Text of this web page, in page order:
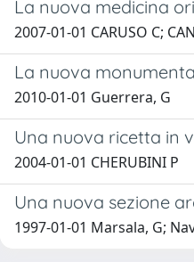
La nuova medicina
2007-01-01 CARUSO C;
La nuova
2010-01-01 Guerrera, G
Una nuova ricetta in
2004-01-01 CHERUBINI P
Una nuova sezione
1997-01-01 Marsala, G;